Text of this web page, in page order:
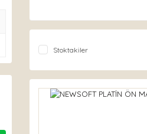
Stoktakiler